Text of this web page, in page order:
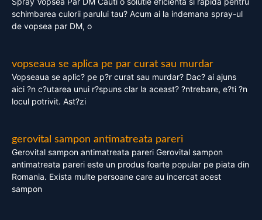
schimbarea culorii parului tau? Acum ai la indemana spray-ul
de vopsea par DM, o
vopseaua se aplica pe par curat sau murdar
Vopseaua se aplic? pe p?r curat sau murdar? Dac? ai ajuns
aici ?n c?utarea unui r?spuns clar la aceast? ?ntrebare, e?ti ?n
locul potrivit. Ast?zi
gerovital sampon antimatreata pareri
Gerovital sampon antimatreata pareri Gerovital sampon
antimatreata pareri este un produs foarte popular pe piata din
Romania. Exista multe persoane care au incercat acest
sampon